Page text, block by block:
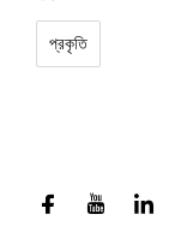
প্রকৃতি